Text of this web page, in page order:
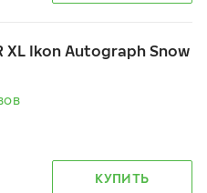
XL Ikon Autograph Snow
КУПИТЬ